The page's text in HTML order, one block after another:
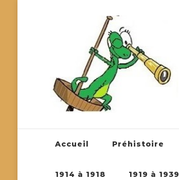
Accueil Préhistoire
1914 à 1918 1919 à 1939